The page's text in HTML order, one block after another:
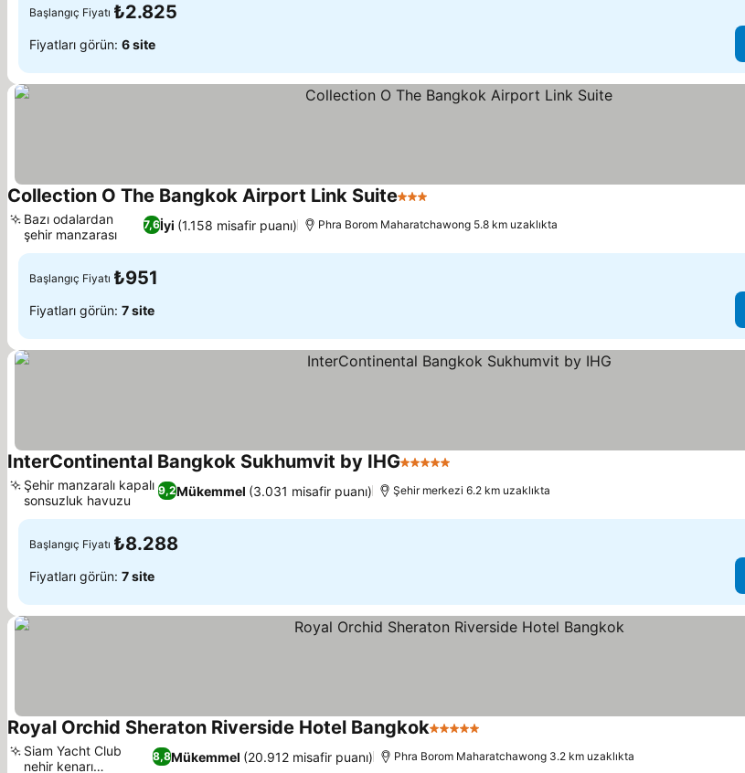
Başlangıç Fiyatı ₺2.825
Fiyatları görün: 6 site
Collection O The Bangkok Airport Link Suite3 Yıldız
7,6İyi (1.158 misafir puanı)
Bazı odalardan
şehir manzarası
Phra Borom Maharatchawong 5.8 km uzaklıkta
Başlangıç Fiyatı ₺951
Fiyatları görün: 7 site
InterContinental Bangkok Sukhumvit by IHG5 Yıldız
9,2Mükemmel (3.031 misafir puanı)
Şehir manzaralı kapalı
sonsuzluk havuzu
Şehir merkezi 6.2 km uzaklıkta
Başlangıç Fiyatı ₺8.288
Fiyatları görün: 7 site
Royal Orchid Sheraton Riverside Hotel Bangkok5 Yıldız
8,8Mükemmel (20.912 misafir puanı)
Siam Yacht Club
nehir kenarı
Phra Borom Maharatchawong 3.2 km uzaklıkta